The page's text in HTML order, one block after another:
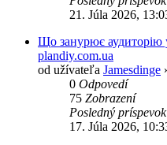
21. Júla 2026,
Що занурює аудиторію
plandiy.com.ua
od užívateľa Jamesdinge
0 Odpovedí
75 Zobrazení
Posledný príspevok
17. Júla 2026,